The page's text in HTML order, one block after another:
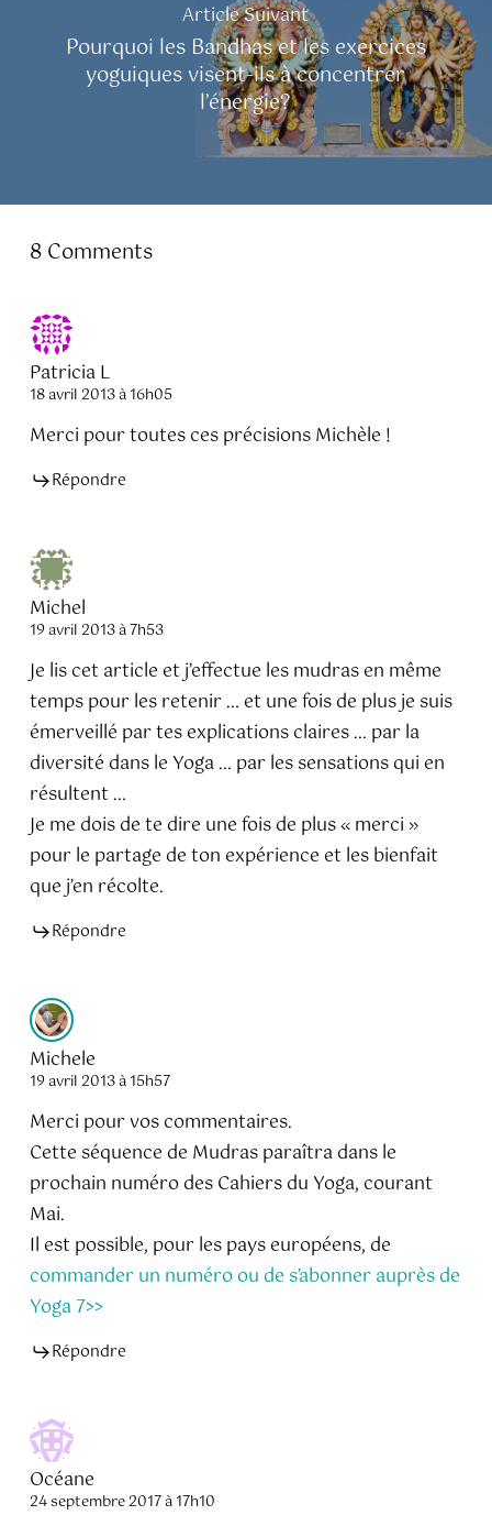
Article Suivant
Pourquoi les Bandhas et les exercices
yoguiques visent-ils à concentrer
l’énergie?
8 Comments
Patricia L
18 avril 2013 à 16h05
Merci pour toutes ces précisions Michèle !
Répondre
Michel
19 avril 2013 à 7h53
Je lis cet article et j’effectue les mudras en même
temps pour les retenir … et une fois de plus je suis
émerveillé par tes explications claires … par la
diversité dans le Yoga … par les sensations qui en
résultent …
Je me dois de te dire une fois de plus « merci »
pour le partage de ton expérience et les bienfait
que j’en récolte.
Répondre
Michele
19 avril 2013 à 15h57
Merci pour vos commentaires.
Cette séquence de Mudras paraîtra dans le
prochain numéro des Cahiers du Yoga, courant
Mai.
Il est possible, pour les pays européens, de
commander un numéro ou de s’abonner auprès de
Yoga 7>>
Répondre
Océane
24 septembre 2017 à 17h10